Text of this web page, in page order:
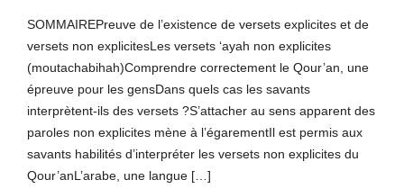
SOMMAIREPreuve de l’existence de versets explicites et de
versets non explicitesLes versets ‘ayah non explicites
(moutachabihah)Comprendre correctement le Qour’an, une
épreuve pour les gensDans quels cas les savants
interprètent-ils des versets ?S’attacher au sens apparent des
paroles non explicites mène à l’égarementIl est permis aux
savants habilités d’interpréter les versets non explicites du
Qour’anL’arabe, une langue […]